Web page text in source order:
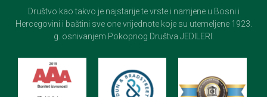
Društvo kao takvo je najstarije te vrste i namjene u Bosni i
Hercegovini i baštini sve one vrijednote koje su utemeljene 1923.
g. osnivanjem Pokopnog Društva JEDILERI.